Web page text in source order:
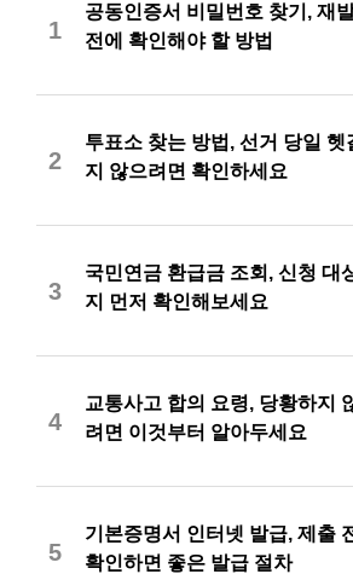
1
공동인증서 비밀번호 찾기, 재
전에 확인해야 할 방법
2
투표소 찾는 방법, 선거 당일 헷
지 않으려면 확인하세요
3
국민연금 환급금 조회, 신청 대
지 먼저 확인해보세요
4
교통사고 합의 요령, 당황하지
려면 이것부터 알아두세요
5
기본증명서 인터넷 발급, 제출
확인하면 좋은 발급 절차